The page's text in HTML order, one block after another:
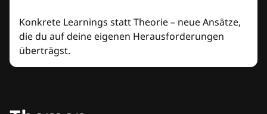
Konkrete Learnings statt Theorie – neue Ansätze,
die du auf deine eigenen Herausforderungen
überträgst.